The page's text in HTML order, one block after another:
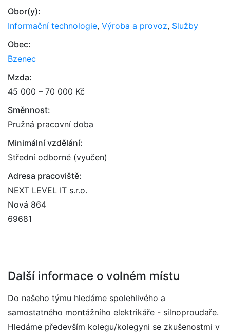
Obor(y):
Informační technologie, Výroba a provoz, Služby
Obec:
Bzenec
Mzda:
45 000 – 70 000 Kč
Směnnost:
Pružná pracovní doba
Minimální vzdělání:
Střední odborné (vyučen)
Adresa pracoviště:
NEXT LEVEL IT s.r.o.
Nová 864
69681
Další informace o volném místu
Do našeho týmu hledáme spolehlivého a
samostatného montážního elektrikáře - silnoproudaře.
Hledáme především kolegu/kolegyni se zkušenostmi v